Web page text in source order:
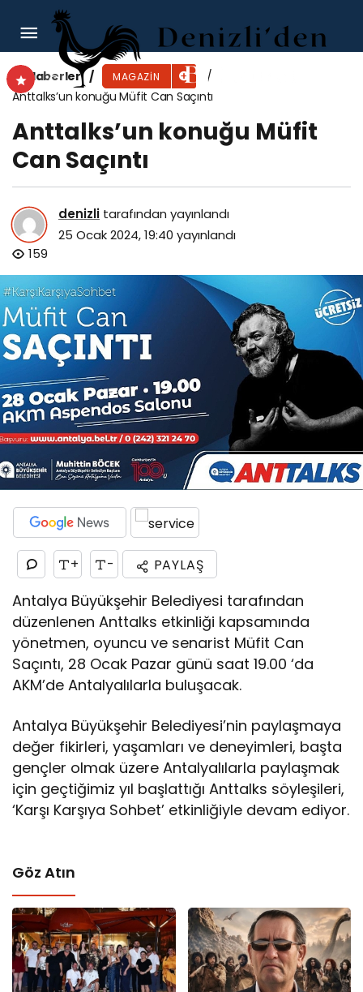
Haberler MAGAZIN
Anttalks’un konuğu Müfit Can Saçıntı
Anttalks’un konuğu Müfit
Can Saçıntı
denizli tarafından yayınlandı
25 Ocak 2024, 19:40 yayınlandı
159
+ - PAYLAŞ
Antalya Büyükşehir Belediyesi tarafından
düzenlenen Anttalks etkinliği kapsamında
yönetmen, oyuncu ve senarist Müfit Can
Saçıntı, 28 Ocak Pazar günü saat 19.00 ‘da
AKM’de Antalyalılarla buluşacak.
Antalya Büyükşehir Belediyesi’nin paylaşmaya
değer fikirleri, yaşamları ve deneyimleri, başta
gençler olmak üzere Antalyalılarla paylaşmak
için geçtiğimiz yıl başlattığı Anttalks söyleşileri,
‘Karşı Karşıya Sohbet’ etkinliğiyle devam ediyor.
Göz Atın
CRR Şubat’ta 12 Konserle Müzikseverlerle
Buluşuyor